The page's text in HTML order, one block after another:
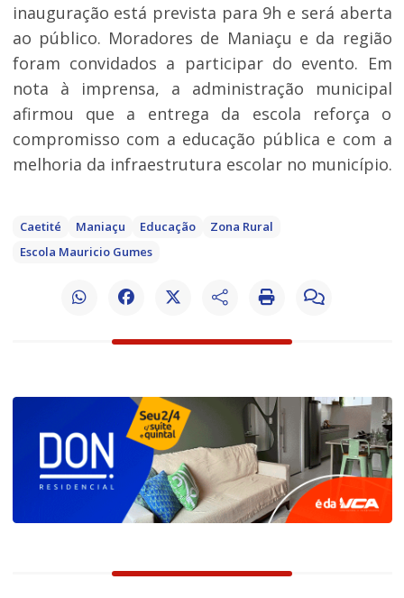
inauguração está prevista para 9h e será aberta
ao público. Moradores de Maniaçu e da região
foram convidados a participar do evento. Em
nota à imprensa, a administração municipal
afirmou que a entrega da escola reforça o
compromisso com a educação pública e com a
melhoria da infraestrutura escolar no município.
Caetité Maniaçu Educação
Zona Rural
Escola Mauricio Gumes